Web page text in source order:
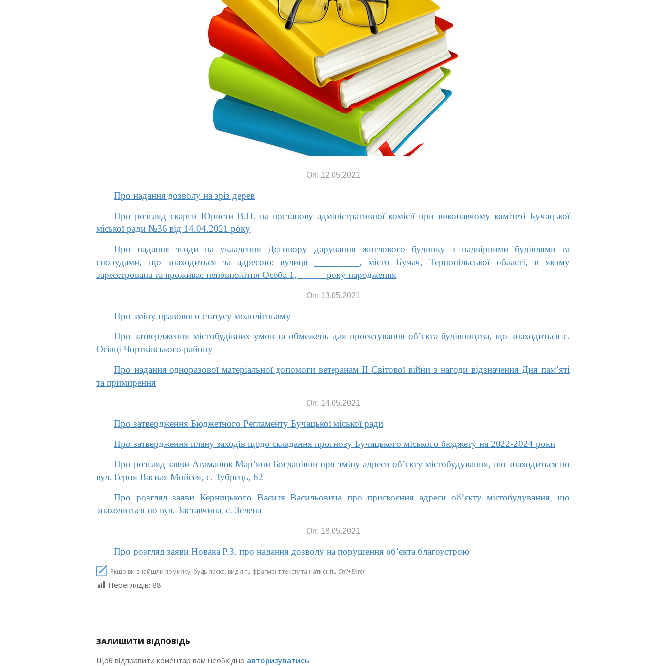
On: 12.05.2021
Про надання дозволу на зріз дерев
Про розгляд скарги Юристи В.П. на постанову адміністративної комісії при виконавчому комітеті Бучацької
міської ради №36 від 14.04.2021 року
Про надання згоди на укладення Договору дарування житлового будинку з надвірними будівлями та
спорудами, що знаходиться за адресою: вулиця _________, місто Бучач, Тернопільської області, в якому
зареєстрована та проживає неповнолітня Особа 1, _____ року народження
On: 13.05.2021
Про зміну правового статусу мололітньому
Про затвердження містобудівних умов та обмежень для проектування об’єкта будівництва, що знаходиться с.
Осівці Чортківського району
Про надання одноразової матеріальної допомоги ветеранам ІІ Світової війни з нагоди відзначення Дня пам’яті
та примирення
On: 14.05.2021
Про затвердження Бюджетного Регламенту Бучацької міської ради
Про затвердження плану заходів щодо складання прогнозу Бучацького міського бюджету на 2022-2024 роки
Про розгляд заяви Атаманюк Мар’яни Богданівни про зміну адреси об’єкту містобудування, що знаходиться по
вул. Героя Василя Мойсея, с. Зубрець, 62
Про розгляд заяви Керницького Василя Васильовича про присвоєння адреси об’єкту містобудування, що
знаходиться по вул. Заставчина, с. Зелена
On: 18.05.2021
Про розгляд заяви Новака Р.З. про надання дозволу на порушення об’єкта благоустрою
Якщо ви знайшли помилку, будь ласка, виділіть фрагмент тексту та натисніть Ctrl+Enter.
Переглядів: 88
12
ЗАЛИШИТИ ВІДПОВІДЬ
Щоб відправити коментар вам необхідно авторизуватись.